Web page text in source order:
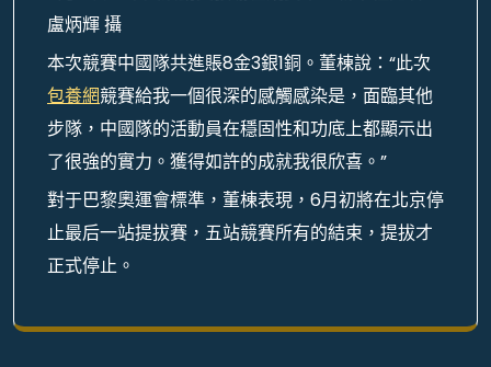
盧炳輝 攝
本次競賽中國隊共進賬8金3銀1銅。董棟說：“此次
包養網競賽給我一個很深的感觸感染是，面臨其他
步隊，中國隊的活動員在穩固性和功底上都顯示出
了很強的實力。獲得如許的成就我很欣喜。”
對于巴黎奧運會標準，董棟表現，6月初將在北京停
止最后一站提拔賽，五站競賽所有的結束，提拔才
正式停止。